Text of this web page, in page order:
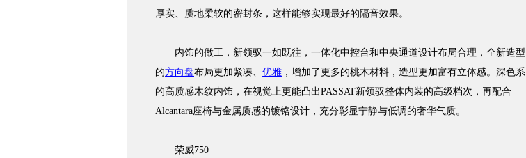
厚实、质地柔软的密封条，这样能够实现最好的隔音效果。
内饰的做工，新领驭一如既往，一体化中控台和中央通道设计布局合理，全新造型
的方向盘布局更加紧凑、 优雅 ，增加了更多的桃木材料，造型更加富有立体感。深色系
的高质感木纹内饰，在视觉上更能凸出PASSAT新领驭整体内装的高级档次，再配合
Alcantara座椅与金属质感的镀铬设计，充分彰显宁静与低调的奢华气质。
荣威750